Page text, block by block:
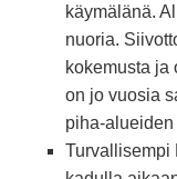
käymälänä.
nuoria.
kokemusta ja
on jo vuosia
piha-
Turvallisempi